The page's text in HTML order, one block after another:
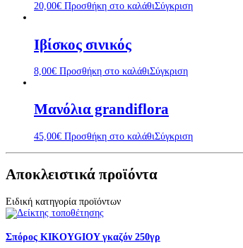
20,00€ Προσθήκη στο καλάθιΣύγκριση
Ιβίσκος σινικός
8,00€ Προσθήκη στο καλάθιΣύγκριση
Μανόλια grandiflora
45,00€ Προσθήκη στο καλάθιΣύγκριση
Αποκλειστικά προϊόντα
Ειδική κατηγορία προϊόντων
Σπόρος KIKOYGIOY γκαζόν 250γρ